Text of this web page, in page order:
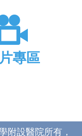
專區
附設醫院所有，